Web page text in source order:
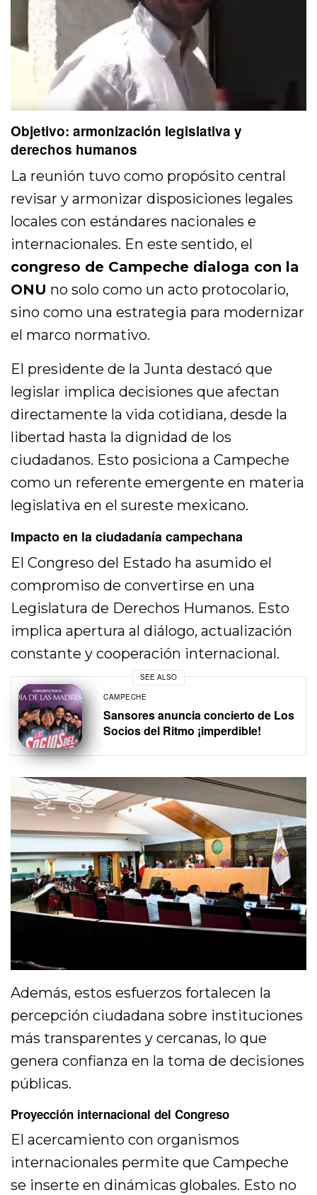
Objetivo: armonización legislativa y
derechos humanos
La reunión tuvo como propósito central
revisar y armonizar disposiciones legales
locales con estándares nacionales e
internacionales. En este sentido, el
congreso de Campeche dialoga con la
ONU no solo como un acto protocolario,
sino como una estrategia para modernizar
el marco normativo.
El presidente de la Junta destacó que
legislar implica decisiones que afectan
directamente la vida cotidiana, desde la
libertad hasta la dignidad de los
ciudadanos. Esto posiciona a Campeche
como un referente emergente en materia
legislativa en el sureste mexicano.
Impacto en la ciudadanía campechana
El Congreso del Estado ha asumido el
compromiso de convertirse en una
Legislatura de Derechos Humanos. Esto
implica apertura al diálogo, actualización
constante y cooperación internacional.
SEE ALSO
CAMPECHE
Sansores anuncia concierto de Los
Socios del Ritmo ¡imperdible!
Además, estos esfuerzos fortalecen la
percepción ciudadana sobre instituciones
más transparentes y cercanas, lo que
genera confianza en la toma de decisiones
públicas.
Proyección internacional del Congreso
El acercamiento con organismos
internacionales permite que Campeche
se inserte en dinámicas globales. Esto no